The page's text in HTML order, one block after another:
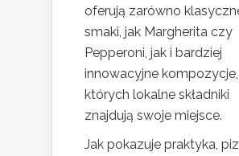
oferują zarówno
smaki, jak Margherita czy
Pepperoni, jak i bardziej
innowacyjne
których lokalne składniki
znajdują swoje miejsce.
Jak pokazuje praktyka,